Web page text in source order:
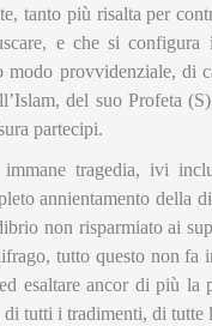
tanto più risalta per
e che si
provvidenziale, di
del suo Profeta
partecipi.
tragedia, ivi
annientamento della
non risparmiato ai
tutto questo non fa
esaltare ancor di più la
tutti i tradimenti, di